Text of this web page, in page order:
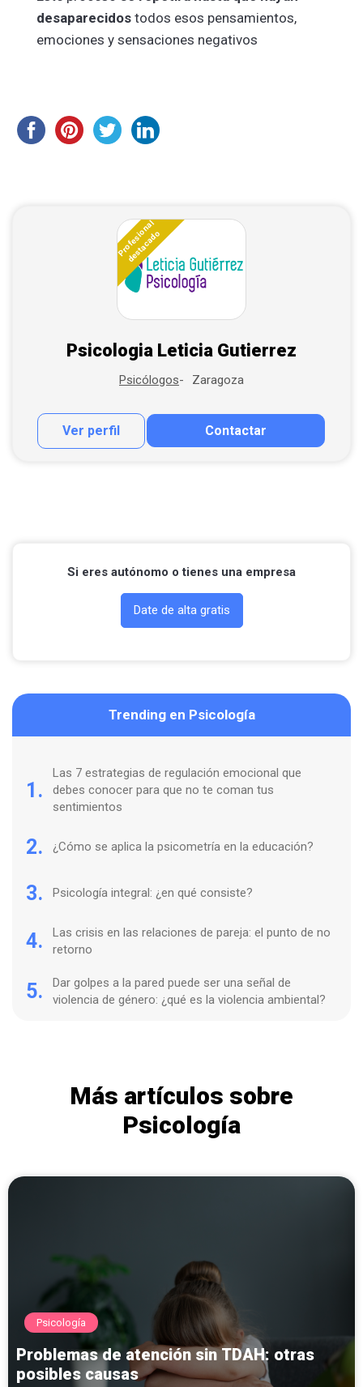
desaparecidos todos esos pensamientos,
emociones y sensaciones negativos
Profesional
destacado
Psicologia Leticia Gutierrez
Psicólogos Zaragoza
Ver perfil Contactar
Contactar por correo
Si eres autónomo o tienes una empresa
Date de alta gratis
Trending en Psicología
1.
Las 7 estrategias de regulación emocional que
debes conocer para que no te coman tus
sentimientos
2. ¿Cómo se aplica la psicometría en la educación?
3. Psicología integral: ¿en qué consiste?
4.
Las crisis en las relaciones de pareja: el punto de no
retorno
5.
Dar golpes a la pared puede ser una señal de
violencia de género: ¿qué es la violencia ambiental?
Más artículos sobre
Psicología
Psicología
Problemas de atención sin TDAH: otras
posibles causas